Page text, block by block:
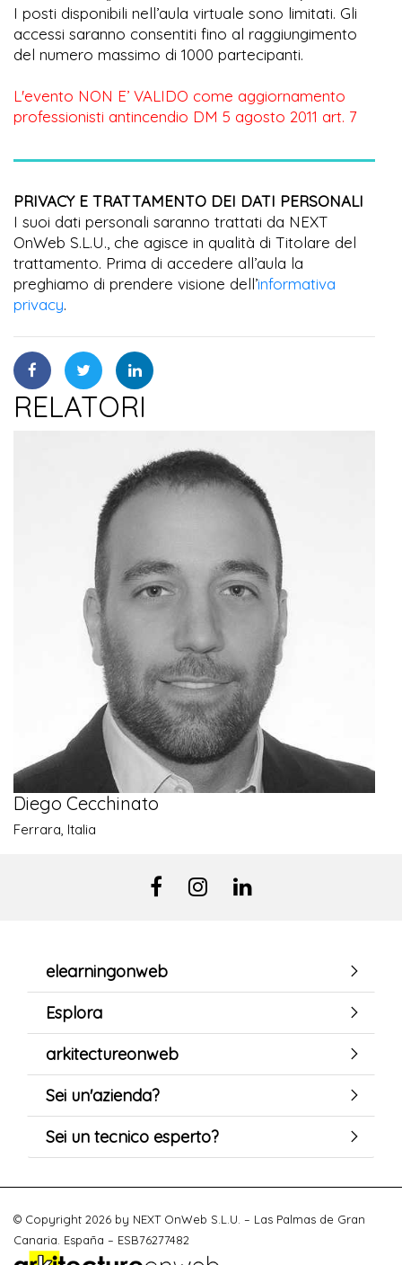
I posti disponibili nell’aula virtuale sono limitati. Gli
accessi saranno consentiti fino al raggiungimento
del numero massimo di 1000 partecipanti.
L'evento NON E’ VALIDO come aggiornamento
professionisti antincendio DM 5 agosto 2011 art. 7
PRIVACY E TRATTAMENTO DEI DATI PERSONALI
I suoi dati personali saranno trattati da NEXT
OnWeb S.L.U., che agisce in qualità di Titolare del
trattamento. Prima di accedere all’aula la
preghiamo di prendere visione dell’informativa
privacy.
RELATORI
Diego Cecchinato
Ferrara, Italia
elearningonweb
Esplora
arkitectureonweb
Sei un'azienda?
Sei un tecnico esperto?
© Copyright 2026 by NEXT OnWeb S.L.U. – Las Palmas de Gran
Canaria. España – ESB76277482